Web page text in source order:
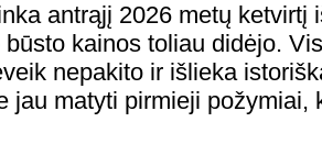
antrąjį 2026 metų ketvirtį
kainos toliau didėjo.
nepakito ir išlieka
jau matyti pirmieji požymiai,